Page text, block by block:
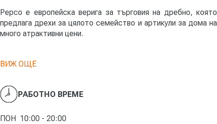
Pepco е европейска верига за търговия на дребно, която
предлага дрехи за цялото семейство и артикули за дома на
много атрактивни цени.
ВИЖ ОЩЕ
РАБОТНО ВРЕМЕ
ПОН 10:00 - 20:00